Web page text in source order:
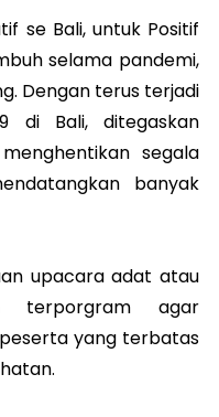
se Bali, untuk Positif
selama pandemi,
Dengan terus terjadi
di Bali, ditegaskan
segala
banyak
upacara adat atau
terporgram agar
yang terbatas